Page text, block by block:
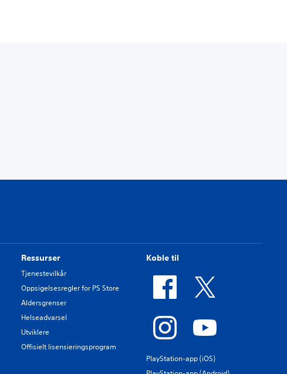
Ressurser
Tjenestevilkår
Oppsigelsesregler for PS Store
Aldersgrenser
Helseadvarsel
Utviklere
Offisielt lisensieringsprogram
Koble til
PlayStation-app (iOS)